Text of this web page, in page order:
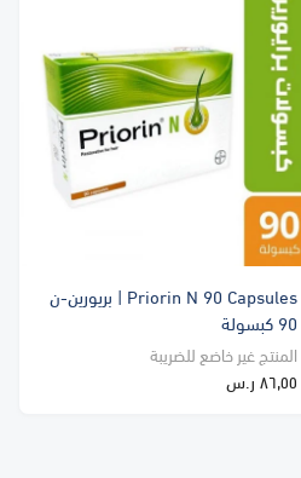
Priorin N 90 Capsules | بريورين-ن
90 كبسولة
المنتج غير خاضع للضريبة
٨٦٫٥٥ ر.س